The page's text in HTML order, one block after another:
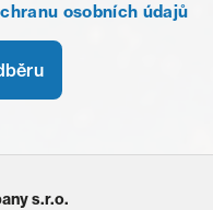
osobních údajů
s.r.o.